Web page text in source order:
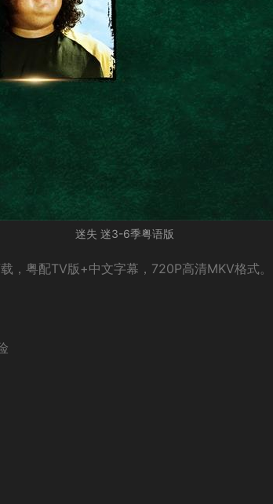
迷失 迷3-6季粤语版
，粤配TV版+中文字幕，720P高清MKV格式。